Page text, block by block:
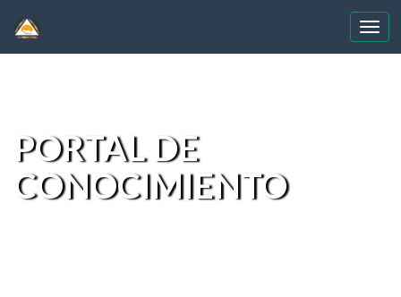
PORTAL DE
CONOCIMIENTO